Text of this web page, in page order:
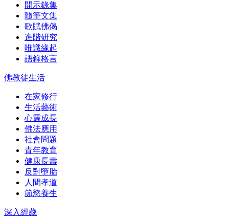
開示錄集
隨筆文集
歌賦佛偈
進階研究
唯識緣起
語錄格言
佛教徒生活
在家修行
生活藝術
心靈成長
佛法應用
社會問題
青年教育
健康長壽
反對墮胎
人間孝道
節慾養生
深入經藏